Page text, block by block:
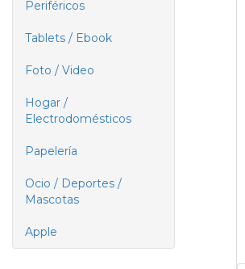
Periféricos
Tablets / Ebook
Foto / Video
Hogar /
Electrodomésticos
Papelería
Ocio / Deportes /
Mascotas
Apple